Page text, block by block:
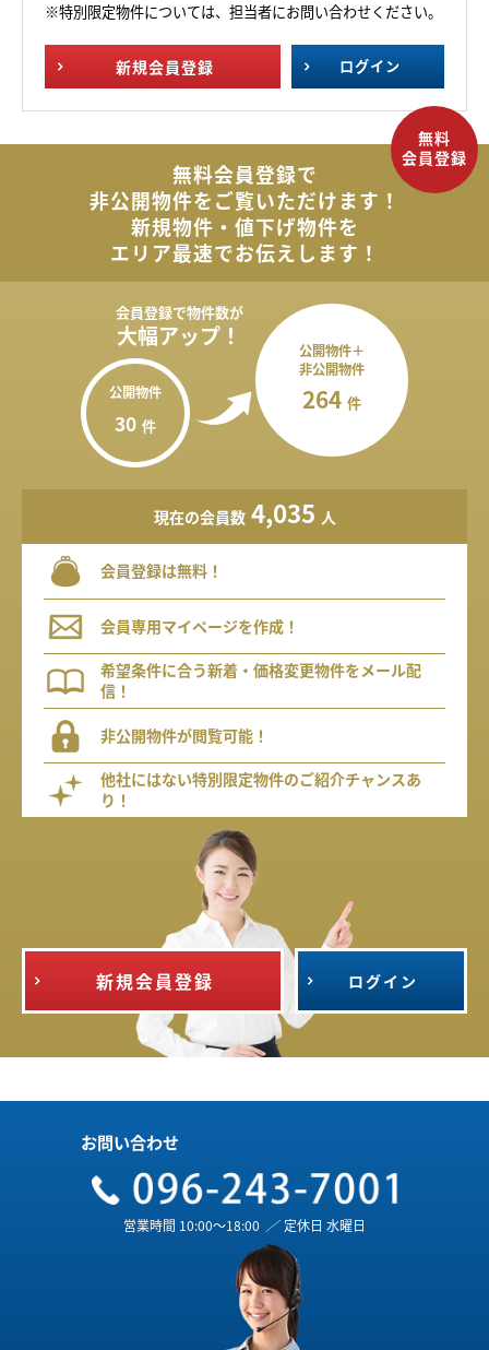
※特別限定物件については、担当者にお問い合わせください。
新規会員登録 ログイン
無料会員登録で
非公開物件をご覧いただけます！
新規物件・値下げ物件を
エリア最速でお伝えします！
会員登録で物件数が
大幅アップ！
公開物件
30 件
公開物件＋
非公開物件
264 件
現在の会員数 4,035 人
会員登録は無料！
会員専用マイページを作成！
希望条件に合う新着・価格変更物件をメール配
信！
非公開物件が閲覧可能！
他社にはない特別限定物件のご紹介チャンスあ
り！
新規会員登録 ログイン
お問い合わせ
営業時間 10:00～18:00 ／ 定休日 水曜日